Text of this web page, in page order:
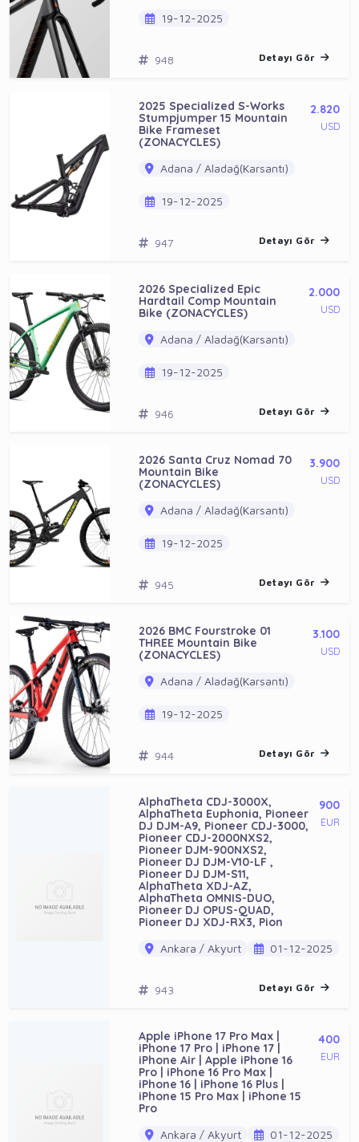
19-12-2025
948 Detayı Gör
2025 Specialized S-Works
Stumpjumper 15 Mountain
Bike Frameset
(ZONACYCLES)
2.820
USD
Adana / Aladağ(Karsantı)
19-12-2025
947 Detayı Gör
2026 Specialized Epic
Hardtail Comp Mountain
Bike (ZONACYCLES)
2.000
USD
Adana / Aladağ(Karsantı)
19-12-2025
946 Detayı Gör
2026 Santa Cruz Nomad 70
Mountain Bike
(ZONACYCLES)
3.900
USD
Adana / Aladağ(Karsantı)
19-12-2025
945 Detayı Gör
2026 BMC Fourstroke 01
THREE Mountain Bike
(ZONACYCLES)
3.100
USD
Adana / Aladağ(Karsantı)
19-12-2025
944 Detayı Gör
AlphaTheta CDJ-3000X,
AlphaTheta Euphonia, Pioneer
DJ DJM-A9, Pioneer CDJ-3000,
Pioneer CDJ-2000NXS2,
Pioneer DJM-900NXS2,
Pioneer DJ DJM-V10-LF ,
Pioneer DJ DJM-S11,
AlphaTheta XDJ-AZ,
AlphaTheta OMNIS-DUO,
Pioneer DJ OPUS-QUAD,
Pioneer DJ XDJ-RX3, Pion
900
EUR
Ankara / Akyurt 01-12-2025
943 Detayı Gör
Apple iPhone 17 Pro Max |
iPhone 17 Pro | iPhone 17 |
iPhone Air | Apple iPhone 16
Pro | iPhone 16 Pro Max |
iPhone 16 | iPhone 16 Plus |
iPhone 15 Pro Max | iPhone 15
Pro
400
EUR
Ankara / Akyurt 01-12-2025